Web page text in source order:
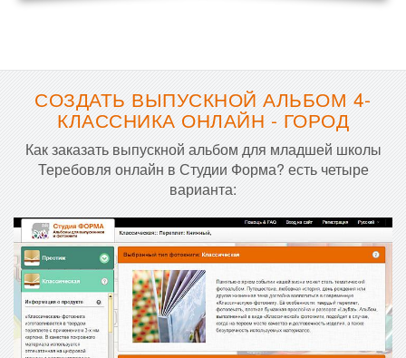
СОЗДАТЬ ВЫПУСКНОЙ АЛЬБОМ 4-
КЛАССНИКА ОНЛАЙН - ГОРОД
Как заказать выпускной альбом для младшей школы
Теребовля онлайн в Студии Форма? есть четыре
варианта: